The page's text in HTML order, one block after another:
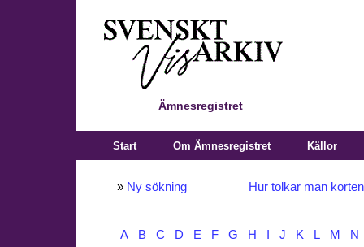
Ämnesregistret
Start Om Ämnesregistret Källor
» Ny sökning Hur tolkar man
A B C D E F G H J K L M N